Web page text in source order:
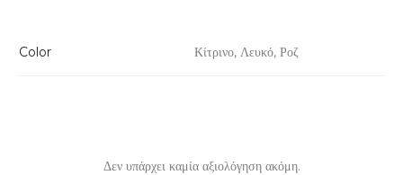
Color Κίτρινο, Λευκό, Ροζ
Δεν υπάρχει καμία αξιολόγηση ακόμη.